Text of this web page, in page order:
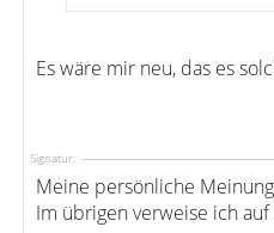
Es wäre mir neu, das es
Signatur:
Meine persönliche
Im übrigen verweise ich auf